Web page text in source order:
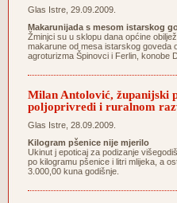
Glas Istre, 29.09.2009.
Makarunijada s mesom istarskog
Žminjci su u sklopu dana općine
makarune od mesa istarskog goveda
agroturizma Špinovci i Ferlin, konobe
Milan Antolović, županijski
poljoprivredi i ruralnom
Glas Istre, 28.09.2009.
Kilogram pšenice nije mjerilo
Ukinut j epoticaj za podizanje
po kilogramu pšenice i litri mlijeka, a
3.000,00 kuna godišnje.